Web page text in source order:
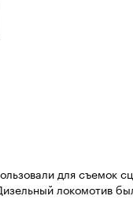
для съемок
локомотив